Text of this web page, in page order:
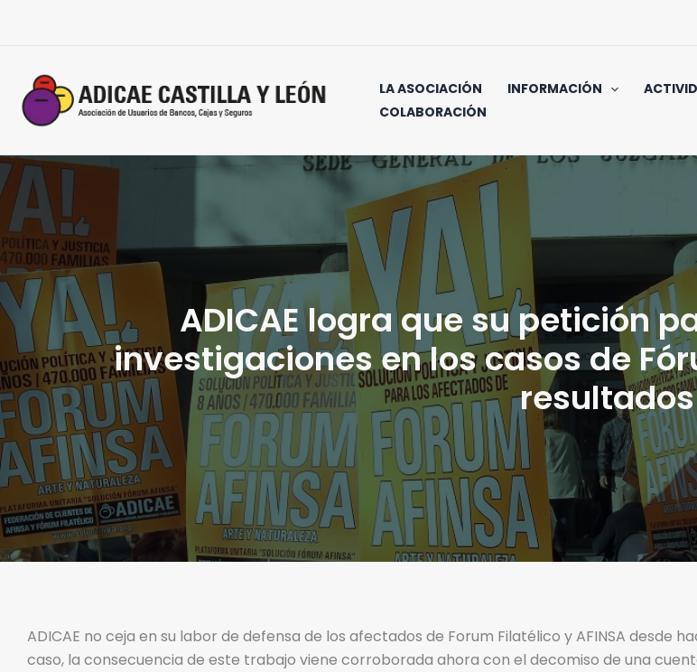
LA ASOCIACIÓN INFORMACIÓN
COLABORACIÓN
ADICAE logra que su petición
investigaciones en los casos de
resultados
ADICAE no ceja en su labor de defensa de los afectados de Forum Filatélico y AFINSA desde
caso, la consecuencia de este trabajo viene corroborada ahora con el decomiso de una